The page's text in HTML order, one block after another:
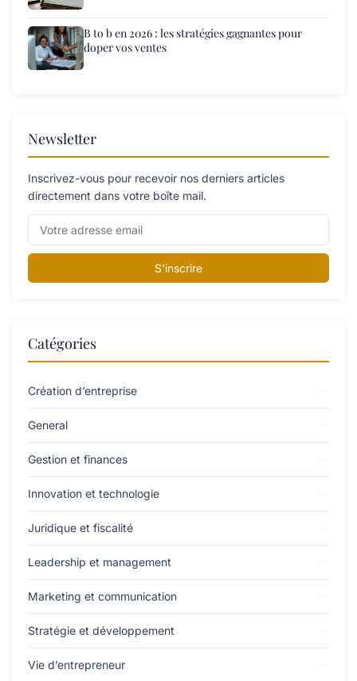
B to b en 2026 : les stratégies gagnantes pour
doper vos ventes
Newsletter
Inscrivez-vous pour recevoir nos derniers articles
directement dans votre boîte mail.
S'inscrire
Catégories
Création d’entreprise
General
Gestion et finances
Innovation et technologie
Juridique et fiscalité
Leadership et management
Marketing et communication
Stratégie et développement
Vie d’entrepreneur